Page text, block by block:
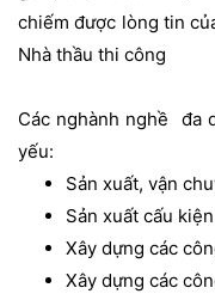
chiếm được lòng tin
Nhà thầu thi công
Các nghành nghề đa
yếu:
Sản xuất, vận
Sản xuất cấu
Xây dựng các
Xây dựng các